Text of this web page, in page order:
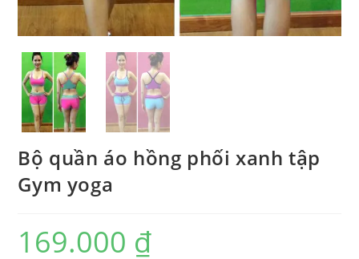
Bộ quần áo hồng phối xanh tập
Gym yoga
169.000 ₫